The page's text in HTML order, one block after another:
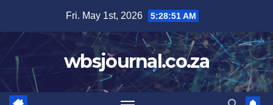
content
Fri. May 1st, 2026 5:28:52 AM
wbsjournal.co.za